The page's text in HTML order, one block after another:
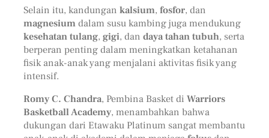
Selain itu, kandungan kalsium, fosfor, dan
magnesiumdalam susu kambing juga mendukung
kesehatan tulang, gigi, dan daya tahan tubuh, serta
berperan penting dalam meningkatkan ketahanan
fisik anak-anak yang menjalani aktivitas fisik yang
intensif.
Romy C. Chandra, Pembina Basket di Warriors
Basketball Academy, menambahkan bahwa
dukungan dari Etawaku Platinum sangat membantu